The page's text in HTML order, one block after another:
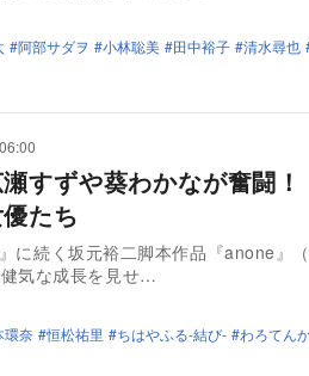
阿部サダヲ 小林聡美 田中裕子 清水尋也
すずや葵わかなが奮闘
たち
に続く坂元裕二脚本作品『anone』
気な成長を見せ…
環奈 恒松祐里 ちはやふる-結び- わろてん